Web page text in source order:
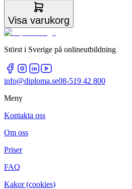
Visa varukorg
Störst i Sverige på onlineutbildning
info@diploma.se08-519 42 800
Meny
Kontakta oss
Om oss
Priser
FAQ
Kakor (cookies)